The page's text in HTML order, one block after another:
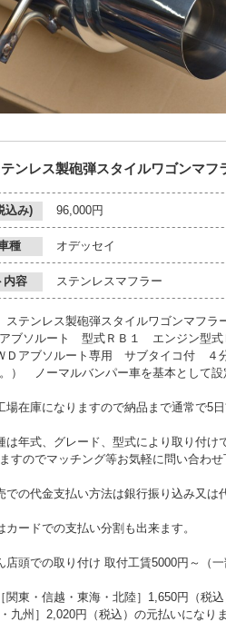
ンレス製砲弾スタイルワゴンマフ
込み) 96,000円
種 オデッセイ
内容 ステンレスマフラー
テンレス製砲弾スタイルワゴンマフ
ブソルート 型式ＲＢ１ エンジン型
アブソルート専用 サブタイコ付 ４
） ノーマルバンパー車を基本として設
場在庫になりますので納品まで通常で5日
は年式、グレード、型式により取り付
すのでマッチング等お気軽に問い合わせ
での代金支払い方法は銀行振り込み又は
カードでの支払い分割も出来ます。
店頭での取り付け 取付工賃5000円～（一
関東・信越・東海・北陸］1,650円（税
・九州］2,020円（税込）の元払いになりま